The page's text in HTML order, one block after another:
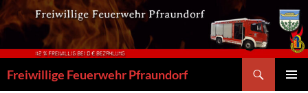
Zum
Inhalt
springen
Freiwillige Feuerwehr Pfraundorf